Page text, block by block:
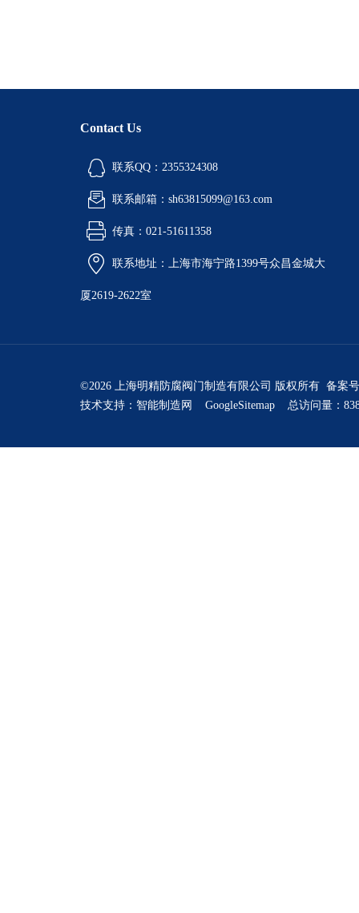
Contact Us
联系QQ：2355324308
联系邮箱：sh63815099@163.com
传真：021-51611358
联系地址：上海市海宁路1399号众昌金城大
厦2619-2622室
©2026 上海明精防腐阀门制造有限公司 版权所有 备案
技术支持： 智能制造网 GoogleSitemap 总访问量：